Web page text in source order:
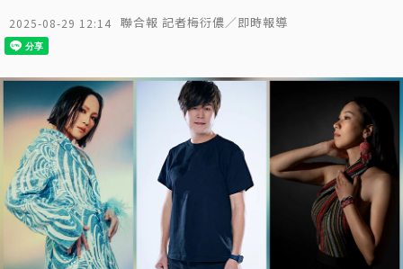
2025-08-29 12:14 聯合報 記者梅衍儂／即時報導